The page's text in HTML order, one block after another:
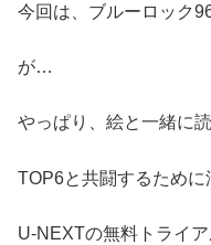
今回は、ブルーロック
が…
やっぱり、絵と一緒に
TOP6と共闘するために
U-NEXTの無料トライ